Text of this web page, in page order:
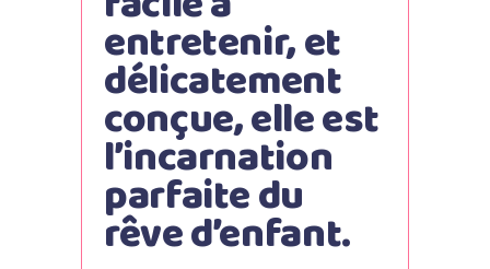
entretenir, et
délicatement
conçue, elle est
l’incarnation
parfaite du
rêve d’enfant.